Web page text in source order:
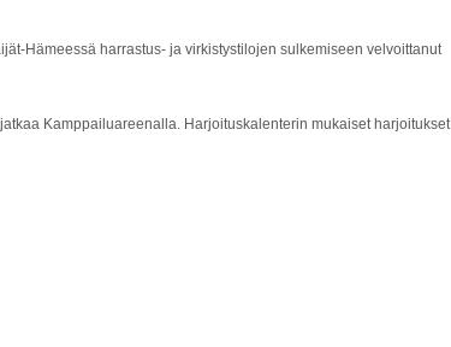
Hämeessä harrastus- ja virkistystilojen sulkemiseen velvoittanut
Kamppailuareenalla. Harjoituskalenterin mukaiset harjoitukset